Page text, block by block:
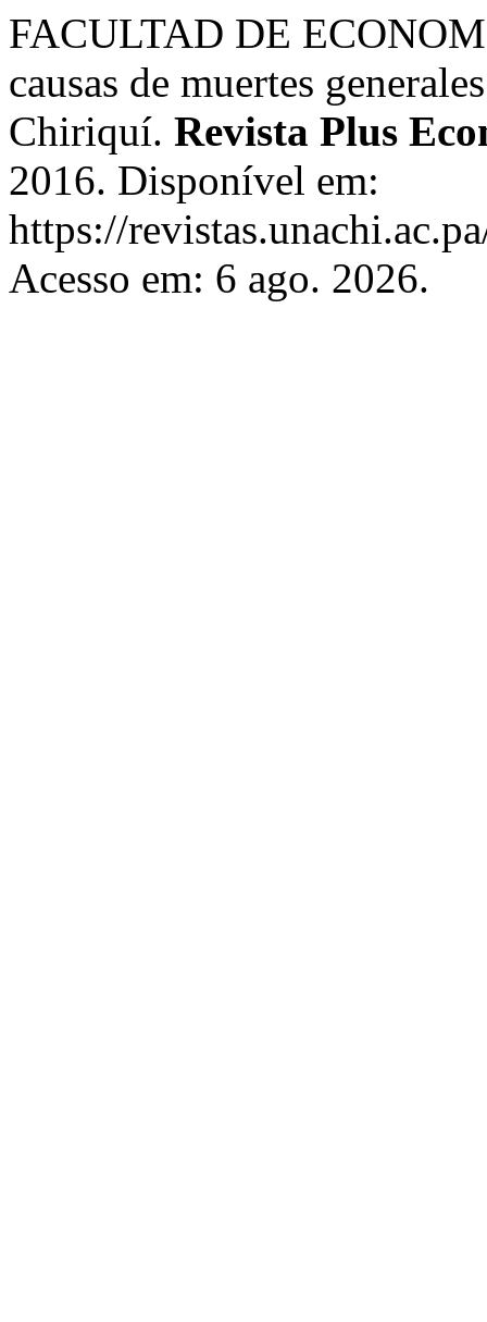
FACULTAD DE
causas de muertes
Chiriquí. Revista Plus
2016. Disponível em:
https://
Acesso em: 6 ago. 2026.